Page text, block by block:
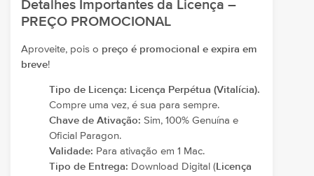
Detalhes Importantes da Licença –
PREÇO PROMOCIONAL
Aproveite, pois o preço é promocional e expira em
breve!
Tipo de Licença: Licença Perpétua (Vitalícia).
Compre uma vez, é sua para sempre.
Chave de Ativação: Sim, 100% Genuína e
Oficial Paragon.
Validade: Para ativação em 1 Mac.
Tipo de Entrega: Download Digital (Licença